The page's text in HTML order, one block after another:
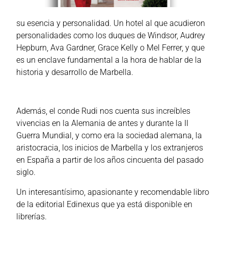
su esencia y personalidad. Un hotel al que acudieron
personalidades como los duques de Windsor, Audrey
Hepburn, Ava Gardner, Grace Kelly o Mel Ferrer, y que
es un enclave fundamental a la hora de hablar de la
historia y desarrollo de Marbella.
Además, el conde Rudi nos cuenta sus increíbles
vivencias en la Alemania de antes y durante la II
Guerra Mundial, y como era la sociedad alemana, la
aristocracia, los inicios de Marbella y los extranjeros
en España a partir de los años cincuenta del pasado
siglo.
Un interesantísimo, apasionante y recomendable libro
de la editorial Edinexus que ya está disponible en
librerías.